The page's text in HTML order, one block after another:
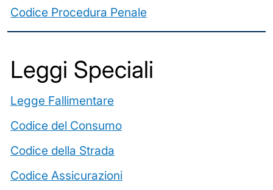
Codice Procedura Penale
Leggi Speciali
Legge Fallimentare
Codice del Consumo
Codice della Strada
Codice Assicurazioni